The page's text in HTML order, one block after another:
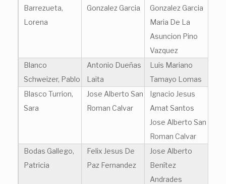
Barrezueta,
Lorena
Gonzalez Garcia
Gonzalez Garcia
Maria De La
Asuncion Pino
Vazquez
Blanco
Schweizer, Pablo
Antonio Dueñas
Laita
Luis Mariano
Tamayo Lomas
Blasco Turrion,
Sara
Jose Alberto San
Roman Calvar
Ignacio Jesus
Amat Santos
Jose Alberto San
Roman Calvar
Bodas Gallego,
Patricia
Felix Jesus De
Paz Fernandez
Jose Alberto
Benítez
Andrades